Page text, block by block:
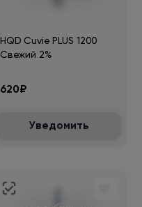
HQD Cuvie PLUS 1200
Свежий 2%
620₽
Уведомить